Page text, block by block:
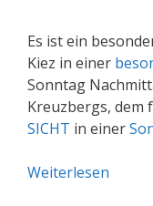
Es ist ein
Kiez in einer
Sonntag
Kreuzbergs, dem
SICHT in einer
Weiterlesen